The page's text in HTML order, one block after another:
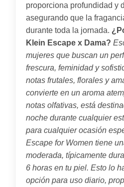
proporciona profundidad y
asegurando que la
durante toda la jornada.
Klein Escape x Dama?
mujeres que buscan un
frescura, feminidad y
notas frutales, florales y
convierte en un aroma
notas olfativas, está
noche durante cualquier
para cualquier ocasión
Escape for Women tiene
moderada, típicamente
6 horas en tu piel. Esto lo
opción para uso diario,